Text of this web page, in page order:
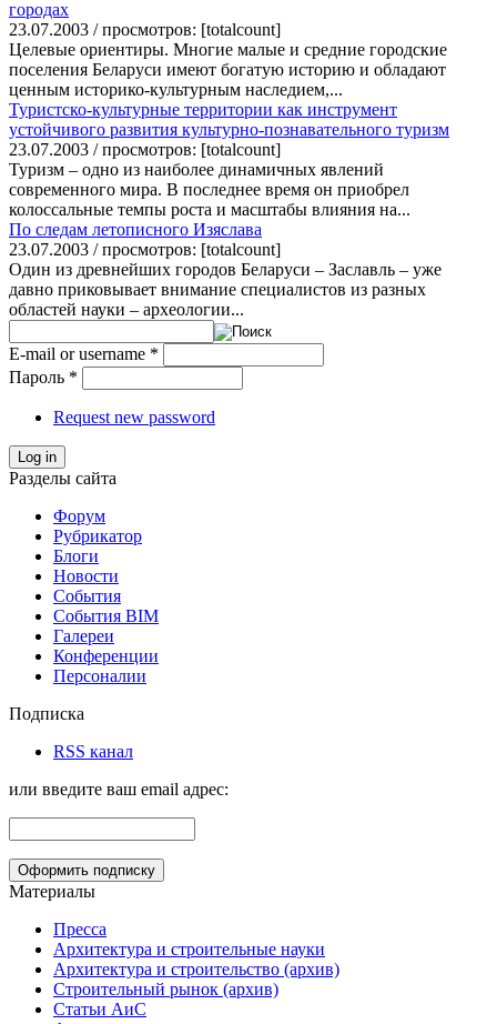
городах
23.07.2003 / просмотров: [totalcount]
Целевые ориентиры. Многие малые и средние городские
поселения Беларуси имеют богатую историю и обладают
ценным историко-культурным наследием,...
Туристско-культурные территории как инструмент
устойчивого развития культурно-познавательного туризм
23.07.2003 / просмотров: [totalcount]
Туризм – одно из наиболее динамичных явлений
современного мира. В последнее время он приобрел
колоссальные темпы роста и масштабы влияния на...
По следам летописного Изяслава
23.07.2003 / просмотров: [totalcount]
Один из древнейших городов Беларуси – Заславль – уже
давно приковывает внимание специалистов из разных
областей науки – археологии...
E-mail or username *
Пароль *
Request new password
Log in
Разделы сайта
Форум
Рубрикатор
Блоги
Новости
События
События BIM
Галереи
Конференции
Персоналии
Подписка
RSS канал
или введите ваш email адрес:
Материалы
Пресса
Архитектура и строительные науки
Архитектура и строительство (архив)
Строительный рынок (архив)
Статьи АиС